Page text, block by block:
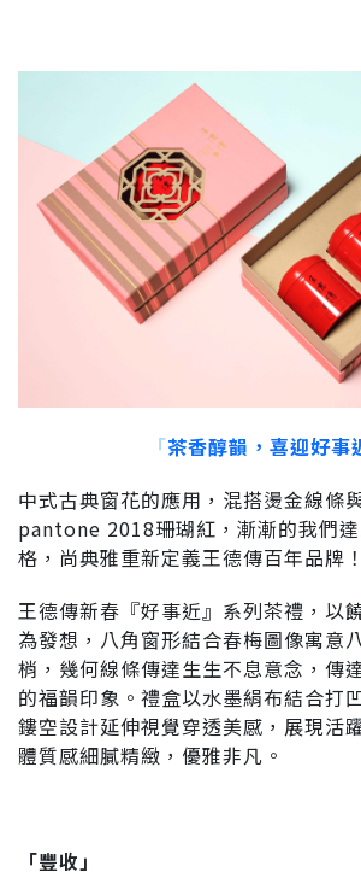
「茶香醇韻，喜迎好事
中式古典窗花的應用，混搭燙金線條
pantone 2018珊瑚紅，漸漸的我們
格，尚典雅重新定義王德傳百年品牌！
王德傳新春『好事近』系列茶禮，以
為發想，八角窗形結合春梅圖像寓意
梢，幾何線條傳達生生不息意念，傳
的福韻印象。禮盒以水墨絹布結合打
鏤空設計延伸視覺穿透美感，展現活
體質感細膩精緻，優雅非凡。
「豐收」